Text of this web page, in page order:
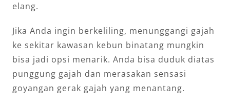
elang.
Jika Anda ingin berkeliling, menunggangi gajah
ke sekitar kawasan kebun binatang mungkin
bisa jadi opsi menarik. Anda bisa duduk diatas
punggung gajah dan merasakan sensasi
goyangan gerak gajah yang menantang.